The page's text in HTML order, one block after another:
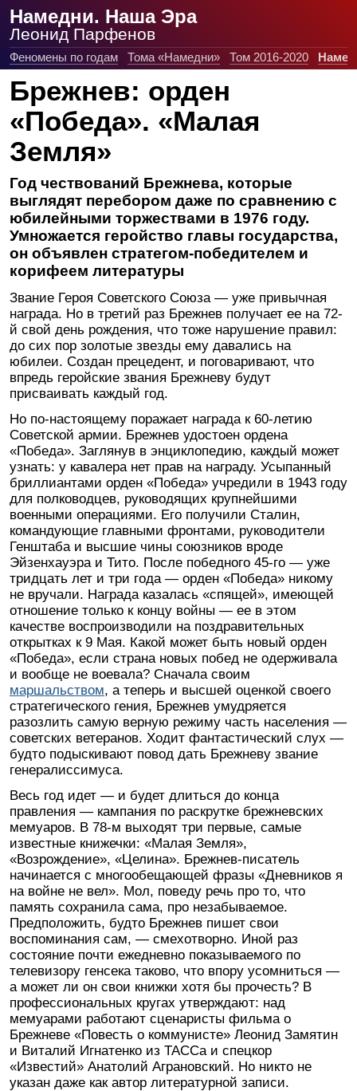
Намедни. Наша Эра
Леонид Парфенов
Феномены по годам Тома «Намедни» Том 2016-2020
Брежнев: орден
«Победа». «Малая
Земля»
Год чествований Брежнева, которые
выглядят перебором даже по сравнению с
юбилейными торжествами в 1976 году.
Умножается геройство главы государства,
он объявлен стратегом-победителем и
корифеем литературы
Звание Героя Советского Союза — уже привычная
награда. Но в третий раз Брежнев получает ее на 72-
й свой день рождения, что тоже нарушение правил:
до сих пор золотые звезды ему давались на
юбилеи. Создан прецедент, и поговаривают, что
впредь геройские звания Брежневу будут
присваивать каждый год.
Но по-настоящему поражает награда к 60-летию
Советской армии. Брежнев удостоен ордена
«Победа». Заглянув в энциклопедию, каждый может
узнать: у кавалера нет прав на награду. Усыпанный
бриллиантами орден «Победа» учредили в 1943 году
для полководцев, руководящих крупнейшими
военными операциями. Его получили Сталин,
командующие главными фронтами, руководители
Генштаба и высшие чины союзников вроде
Эйзенхауэра и Тито. После победного 45-го — уже
тридцать лет и три года — орден «Победа» никому
не вручали. Награда казалась «спящей», имеющей
отношение только к концу войны — ее в этом
качестве воспроизводили на поздравительных
открытках к 9 Мая. Какой может быть новый орден
«Победа», если страна новых побед не одерживала
и вообще не воевала? Сначала своим
маршальством, а теперь и высшей оценкой своего
стратегического гения, Брежнев умудряется
разозлить самую верную режиму часть населения —
советских ветеранов. Ходит фантастический слух —
будто подыскивают повод дать Брежневу звание
генералиссимуса.
Весь год идет — и будет длиться до конца
правления — кампания по раскрутке брежневских
мемуаров. В 78-м выходят три первые, самые
известные книжечки: «Малая Земля»,
«Возрождение», «Целина». Брежнев-писатель
начинается с многообещающей фразы «Дневников я
на войне не вел». Мол, поведу речь про то, что
память сохранила сама, про незабываемое.
Предположить, будто Брежнев пишет свои
воспоминания сам, — смехотворно. Иной раз
состояние почти ежедневно показываемого по
телевизору генсека таково, что впору усомниться —
а может ли он свои книжки хотя бы прочесть? В
профессиональных кругах утверждают: над
мемуарами работают сценаристы фильма о
Брежневе «Повесть о коммунисте» Леонид Замятин
и Виталий Игнатенко из ТАССа и спецкор
«Известий» Анатолий Аграновский. Но никто не
указан даже как автор литературной записи.